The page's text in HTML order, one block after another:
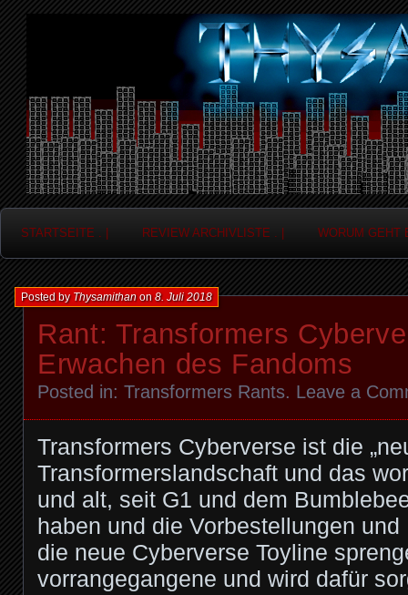
Thysamithan
STARTSEITE . | REVIEW ARCHIVLISTE . | WORUM GEHT
Rant: Transformers
Erwachen des Fandoms
Posted byThysamithanon8. Juli 2018
Posted in: Transformers Rants. Leave a
Transformers Cyberverse ist die
Transformerslandschaft und das
und alt, seit G1 und dem
haben und die Vorbestellungen
die neue Cyberverse Toyline
vorrangegangene und wird dafür